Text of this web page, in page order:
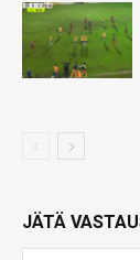
JÄTÄ